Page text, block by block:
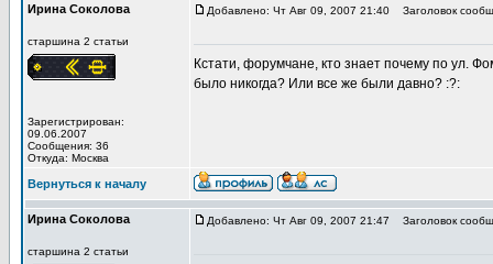
Ирина Соколова
старшина 2 статьи
Зарегистрирован:
09.06.2007
Сообщения: 36
Откуда: Москва
Добавлено: Чт Авг 09, 2007 21:40 Заголовок
Кстати, форумчане, кто знает почему по ул.
было никогда? Или все же были давно? :?:
Вернуться к началу
Ирина Соколова
старшина 2 статьи
Добавлено: Чт Авг 09, 2007 21:47 Заголовок